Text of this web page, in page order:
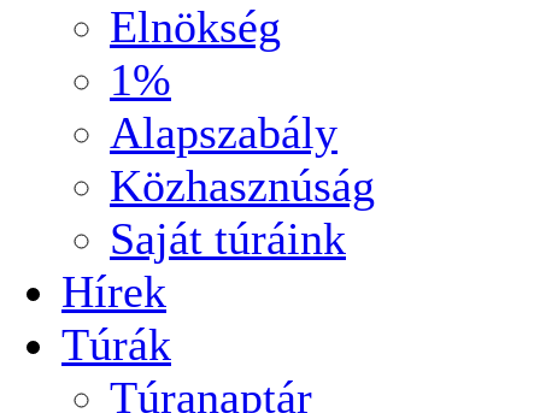
Elnökség
1%
Alapszabály
Közhasznúság
Saját túráink
Hírek
Túrák
Túranaptár